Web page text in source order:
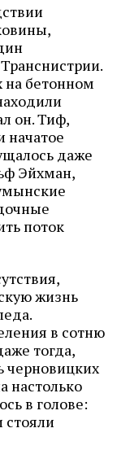
на бетонном
он. Тиф,
начатое
даже
Эйхман,
поток
жизнь
в сотню
тогда,
черновицких
настолько
в голове:
стояли